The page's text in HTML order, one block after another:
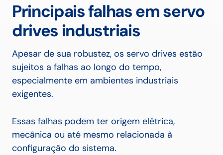
Principais falhas em servo
drives industriais
Apesar de sua robustez, os servo drives estão
sujeitos a falhas ao longo do tempo,
especialmente em ambientes industriais
exigentes.
Essas falhas podem ter origem elétrica,
mecânica ou até mesmo relacionada à
configuração do sistema.